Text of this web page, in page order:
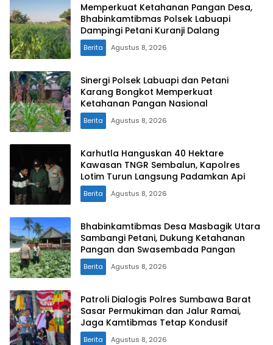
Memperkuat Ketahanan Pangan Desa,
Bhabinkamtibmas Polsek Labuapi
Dampingi Petani Kuranji Dalang
Berita Agustus 8, 2026
Sinergi Polsek Labuapi dan Petani
Karang Bongkot Memperkuat
Ketahanan Pangan Nasional
Berita Agustus 8, 2026
Karhutla Hanguskan 40 Hektare
Kawasan TNGR Sembalun, Kapolres
Lotim Turun Langsung Padamkan Api
Berita Agustus 8, 2026
Bhabinkamtibmas Desa Masbagik Utara
Sambangi Petani, Dukung Ketahanan
Pangan dan Swasembada Pangan
Berita Agustus 8, 2026
Patroli Dialogis Polres Sumbawa Barat
Sasar Permukiman dan Jalur Ramai,
Jaga Kamtibmas Tetap Kondusif
Berita Agustus 8, 2026